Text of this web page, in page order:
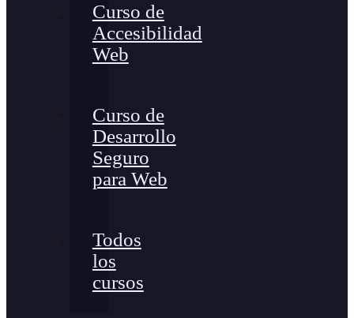
Curso de
Accesibilidad
Web
Curso de
Desarrollo
Seguro
para Web
Todos
los
cursos